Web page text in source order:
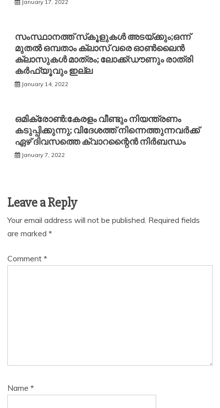
January 17, 2022
സംസ്ഥാനത്ത് സ്‌കൂളുകള്‍ അടയ്ക്കും;ഒന്ന്
മുതൽ ഒമ്പതാം ക്ലാസ് വരെ ഓണ്‍ലൈന്‍
ക്ലാസുകള്‍ മാത്രം; ലോക്ക്ഡൗണും രാത്രി
കര്‍ഫ്യൂവും ഇല്ല
January 14, 2022
ഒമിക്രോണ്‍:കേരളം വീണ്ടും നിയന്ത്രണം
കടുപ്പിക്കുന്നു; വിദേശത്ത് നിന്നെത്തുന്നവര്‍ക്ക്
ഏഴ് ദിവസത്തെ ക്വാറന്റൈന്‍ നിര്‍ബന്ധം
January 7, 2022
Leave a Reply
Your email address will not be published. Required fields
are marked *
Comment *
Name *